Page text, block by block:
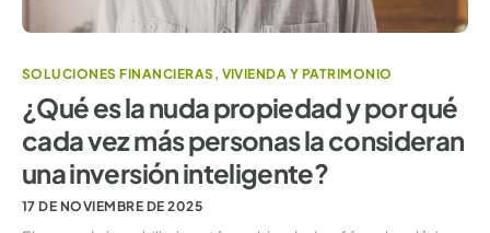
SOLUCIONES FINANCIERAS, VIVIENDA Y PATRIMONIO
¿Qué es la nuda propiedad y por qué
cada vez más personas la consideran
una inversión inteligente?
17 DE NOVIEMBRE DE 2025